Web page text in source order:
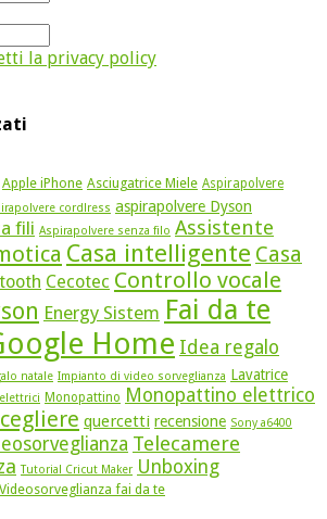
la privacy policy
Apple iPhone Asciugatrice Miele Aspirapolvere
cordlress aspirapolvere Dyson
fili Aspirapolvere senza filo Assistente
Casa intelligente Casa
Cecotec Controllo vocale
Energy Sistem Fai da te
Home Idea regalo
natale Impianto di video sorveglianza Lavatrice
Monopattino Monopattino elettrico
quercetti recensione Sony a6400
Telecamere
Tutorial Cricut Maker Unboxing
Videosorveglianza fai da te